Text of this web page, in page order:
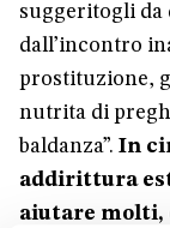
suggeritogli da
dall’incontro
prostituzione,
nutrita di
baldanza”. In
addirittura
aiutare molti,